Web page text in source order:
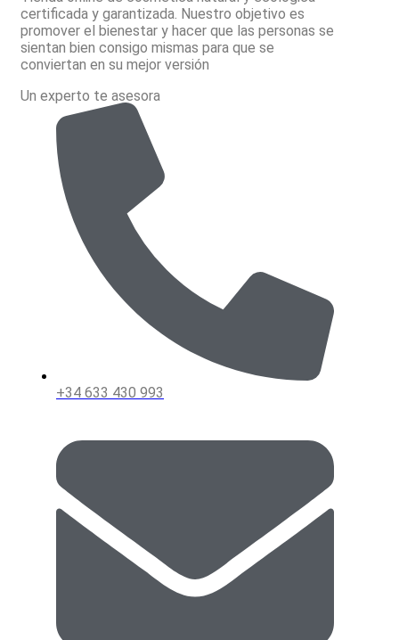
certificada y garantizada. Nuestro objetivo es
promover el bienestar y hacer que las personas se
sientan bien consigo mismas para que se
conviertan en su mejor versión
Un experto te asesora
+34 633 430 993